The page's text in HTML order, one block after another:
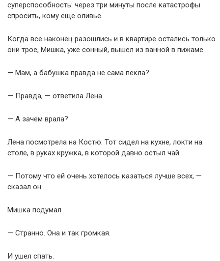
суперспособность: через три минуты после катастрофы
спросить, кому еще оливье.
Когда все наконец разошлись и в квартире остались только
они трое, Мишка, уже сонный, вышел из ванной в пижаме.
— Мам, а бабушка правда не сама пекла?
— Правда, — ответила Лена.
— А зачем врала?
Лена посмотрела на Костю. Тот сидел на кухне, локти на
столе, в руках кружка, в которой давно остыл чай.
— Потому что ей очень хотелось казаться лучше всех, —
сказал он.
Мишка подумал.
— Странно. Она и так громкая.
И ушел спать.